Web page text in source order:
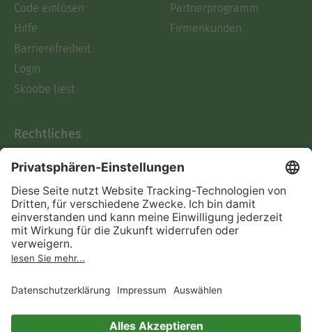
Code einlösen
Hilfe
Barrierefreiheit
Login
Skoobe liest
Partnerprogramm
Firmenkunden
Rechtliches
AGB
Informationen nach Data
Act
Verträge hier kündigen
Impressum